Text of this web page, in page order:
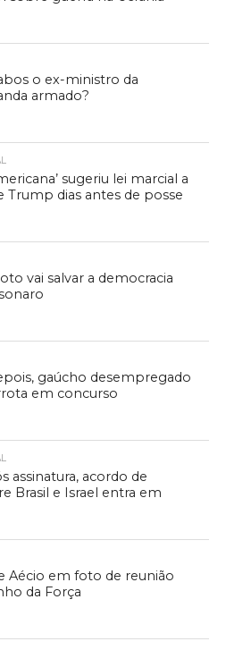
o ex-ministro da
armado?
sugeriu lei marcial a
Trump dias antes de posse
vai salvar a democracia
gaúcho desempregado
em concurso
assinatura, acordo de
Brasil e Israel entra em
Aécio em foto de reunião
da Força